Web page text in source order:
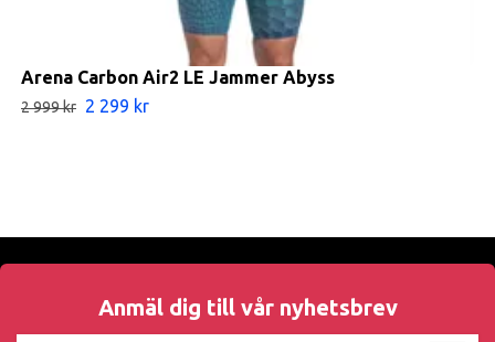
Arena Carbon Air2 LE Jammer Abyss
2 999 kr 2 299 kr
Anmäl dig till vår nyhetsbrev